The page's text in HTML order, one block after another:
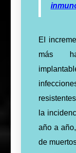
El
más
la
año a
de